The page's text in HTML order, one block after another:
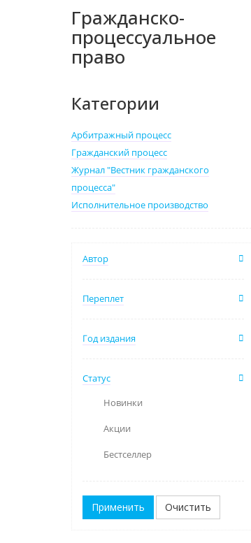
Гражданско-
процессуальное
право
Категории
Арбитражный процесс
Гражданский процесс
Журнал "Вестник гражданского
процесса"
Исполнительное производство
Автор
Переплет
Год издания
Статус
Новинки
Акции
Бестселлер
Очистить